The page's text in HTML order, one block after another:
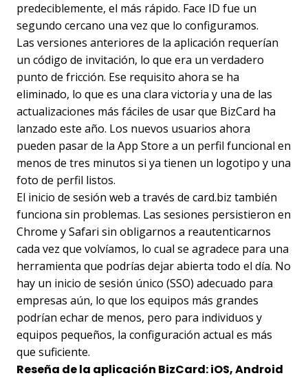
predeciblemente, el más rápido. Face ID fue un
segundo cercano una vez que lo configuramos.
Las versiones anteriores de la aplicación requerían
un código de invitación, lo que era un verdadero
punto de fricción. Ese requisito ahora se ha
eliminado, lo que es una clara victoria y una de las
actualizaciones más fáciles de usar que BizCard ha
lanzado este año. Los nuevos usuarios ahora
pueden pasar de la App Store a un perfil funcional en
menos de tres minutos si ya tienen un logotipo y una
foto de perfil listos.
El inicio de sesión web a través de card.biz también
funciona sin problemas. Las sesiones persistieron en
Chrome y Safari sin obligarnos a reautenticarnos
cada vez que volvíamos, lo cual se agradece para una
herramienta que podrías dejar abierta todo el día. No
hay un inicio de sesión único (SSO) adecuado para
empresas aún, lo que los equipos más grandes
podrían echar de menos, pero para individuos y
equipos pequeños, la configuración actual es más
que suficiente.
Reseña de la aplicación BizCard: iOS, Android